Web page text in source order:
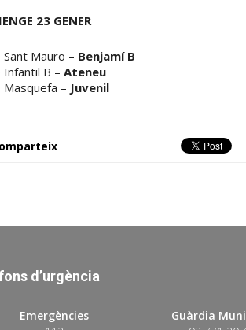
23 GENER
Sant Mauro – Benjamí B
Infantil B – Ateneu
Masquefa – Juvenil
d’urgència
Emergències
Guàrdia